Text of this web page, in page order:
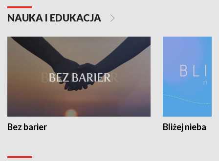
NAUKA I EDUKACJA
Bez barier Bliżej nieba